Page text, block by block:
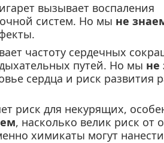
вызывает воспаления
систем. Но мы не
частоту сердечных
путей. Но мы не
сердца и риск развития
риск для некурящих,
, насколько велик риск от
химикаты могут